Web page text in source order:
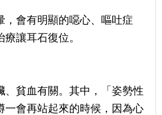
，會有明顯的噁心、嘔吐症
讓耳石復位。
、貧血有關。其中，「姿勢性
一會再站起來的時候，因為心